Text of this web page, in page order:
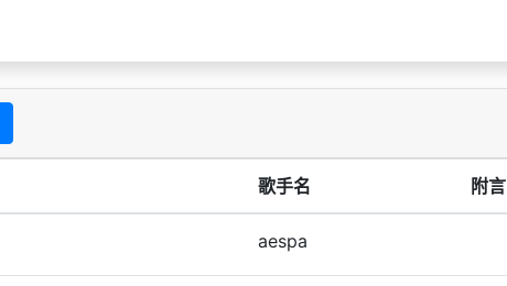
歌手名 附言
aespa